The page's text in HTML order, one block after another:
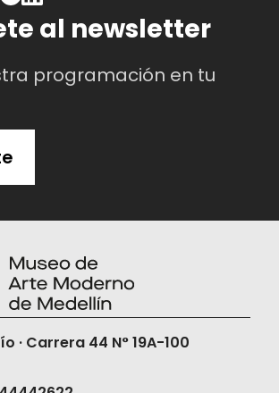
al newsletter
programación en tu
· Carrera 44 N° 19A-100